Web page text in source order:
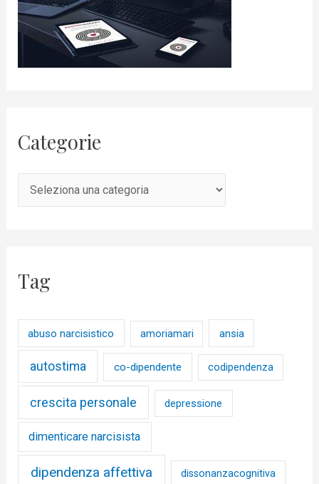
Categorie
Tag
abuso narcisistico amoriamari ansia
autostima co-dipendente codipendenza
crescita personale depressione
dimenticare narcisista
dipendenza affettiva dissonanzacognitiva